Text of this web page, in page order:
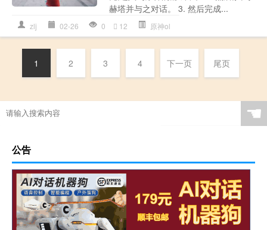
赫塔并与之对话。 3. 然后完成...
zlj 02-26 0 12 原神ol
1 2 3 4 下一页 尾页
☚
公告